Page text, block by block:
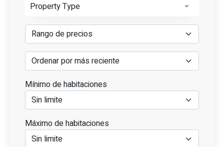
Property Type
Mínimo de habitaciones
Máximo de habitaciones